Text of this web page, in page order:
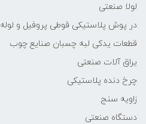
لولا صنعتی
در پوش پلاستیکی قوطی پروفیل و لوله
قطعات یدکی لبه چسبان صنایع چوب
یراق آلات صنعتی
چرخ دنده پلاستیکی
زاویه سنج
دستگاه صنعتی